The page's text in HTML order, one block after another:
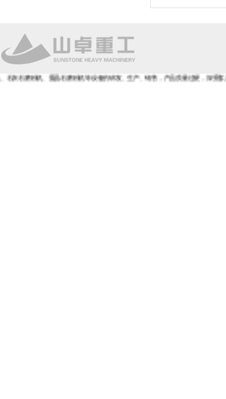
磨粉机、重晶石磨粉机等设备的研发、生产、销售，产品质量过硬，深受客户